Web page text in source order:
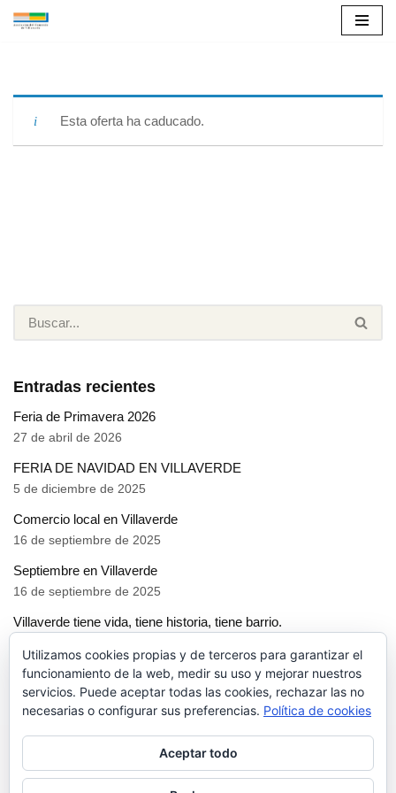
Esta oferta ha caducado.
Entradas recientes
Feria de Primavera 2026
27 de abril de 2026
FERIA DE NAVIDAD EN VILLAVERDE
5 de diciembre de 2025
Comercio local en Villaverde
16 de septiembre de 2025
Septiembre en Villaverde
16 de septiembre de 2025
Villaverde tiene vida, tiene historia, tiene barrio.
Utilizamos cookies propias y de terceros para garantizar el
funcionamiento de la web, medir su uso y mejorar nuestros
servicios. Puede aceptar todas las cookies, rechazar las no
necesarias o configurar sus preferencias. Política de cookies
Aceptar todo